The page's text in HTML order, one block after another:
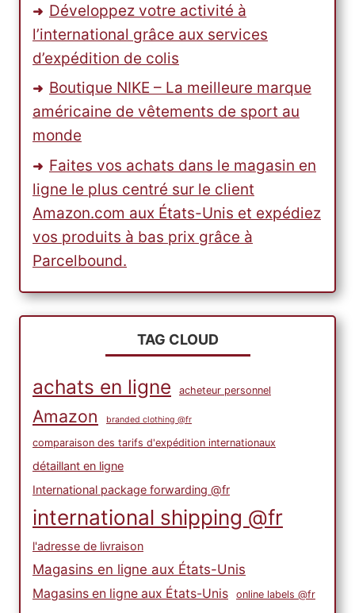
Développez votre activité à
l’international grâce aux services
d’expédition de colis
Boutique NIKE – La meilleure marque
américaine de vêtements de sport au
monde
Faites vos achats dans le magasin en
ligne le plus centré sur le client
Amazon.com aux États-Unis et expédiez
vos produits à bas prix grâce à
Parcelbound.
TAG CLOUD
achats en ligne acheteur personnel
Amazon branded clothing @fr
comparaison des tarifs d'expédition internationaux
détaillant en ligne
International package forwarding @fr
international shipping @fr
l'adresse de livraison
Magasins en ligne aux États-Unis
Magasins en ligne aux États-Unis online labels @fr